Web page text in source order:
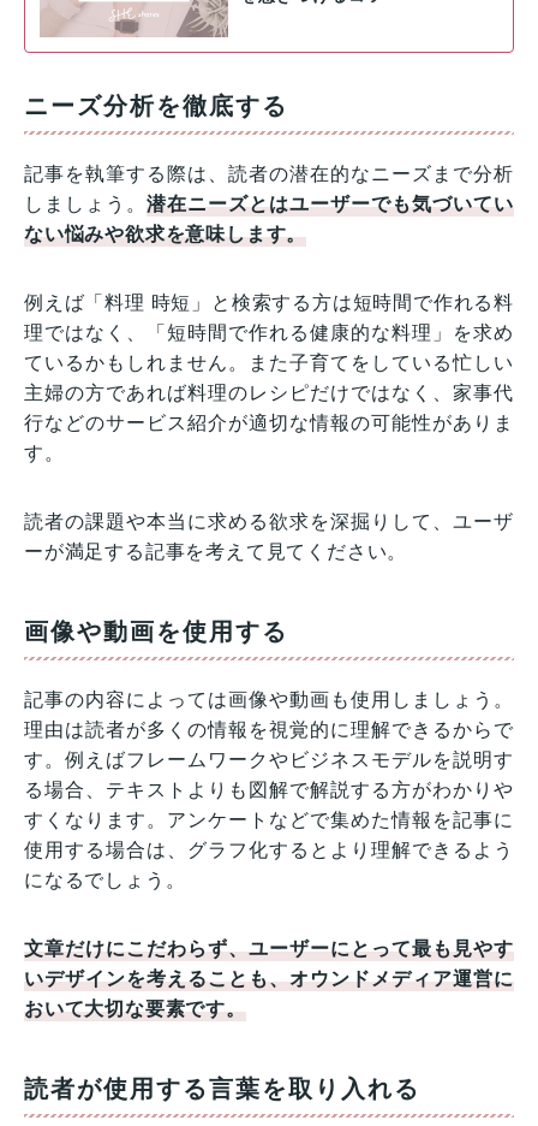
ニーズ分析を徹底する
記事を執筆する際は、読者の潜在的なニーズまで分析
しましょう。潜在ニーズとはユーザーでも気づいてい
ない悩みや欲求を意味します。
例えば「料理 時短」と検索する方は短時間で作れる料
理ではなく、「短時間で作れる健康的な料理」を求め
ているかもしれません。また子育てをしている忙しい
主婦の方であれば料理のレシピだけではなく、家事代
行などのサービス紹介が適切な情報の可能性がありま
す。
読者の課題や本当に求める欲求を深掘りして、ユーザ
ーが満足する記事を考えて見てください。
画像や動画を使用する
記事の内容によっては画像や動画も使用しましょう。
理由は読者が多くの情報を視覚的に理解できるからで
す。例えばフレームワークやビジネスモデルを説明す
る場合、テキストよりも図解で解説する方がわかりや
すくなります。アンケートなどで集めた情報を記事に
使用する場合は、グラフ化するとより理解できるよう
になるでしょう。
文章だけにこだわらず、ユーザーにとって最も見やす
いデザインを考えることも、オウンドメディア運営に
おいて大切な要素です。
読者が使用する言葉を取り入れる